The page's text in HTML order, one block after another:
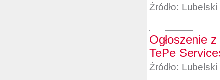
Źródło: Lubelski
Ogłoszenie
TePe
Źródło: Lubelski